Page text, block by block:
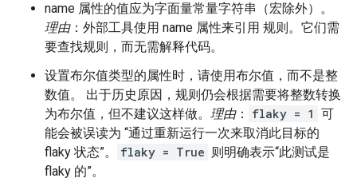
name 属性的值应为字面量常量字符串（宏除外）。
理由：外部工具使用 name 属性来引用 规则。它们需
要查找规则，而无需解释代码。
设置布尔值类型的属性时，请使用布尔值，而不是整
数值。 出于历史原因，规则仍会根据需要将整数转换
为布尔值，但不建议这样做。 理由： flaky = 1 可
能会被误读为 “通过重新运行一次来取消此目标的
flaky 状态”。
flaky = True 则明确表示“此测试是
flaky 的”。